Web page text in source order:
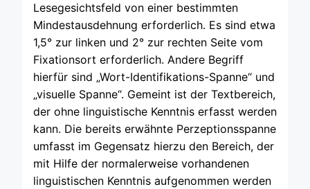
Lesegesichtsfeld von einer bestimmten
Mindestausdehnung erforderlich. Es sind etwa
1,5° zur linken und 2° zur rechten Seite vom
Fixationsort erforderlich. Andere Begriff
hierfür sind „Wort-Identifikations-Spanne“ und
„visuelle Spanne“. Gemeint ist der Textbereich,
der ohne linguistische Kenntnis erfasst werden
kann. Die bereits erwähnte Perzeptionsspanne
umfasst im Gegensatz hierzu den Bereich, der
mit Hilfe der normalerweise vorhandenen
linguistischen Kenntnis aufgenommen werden